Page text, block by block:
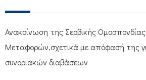
Ανακοίνωση της Σερβικής
Μεταφορών,σχετικά με απόφασή της
συνοριακών διαβάσεων